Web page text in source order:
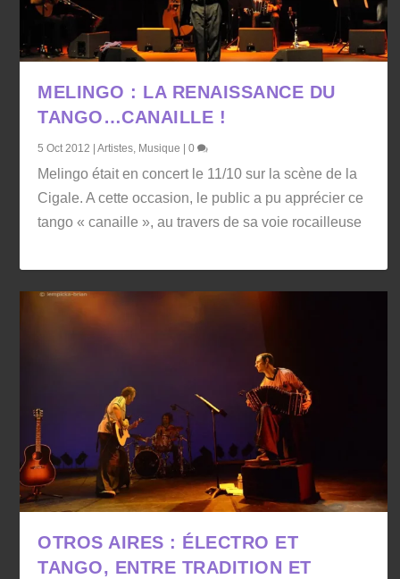
MELINGO : LA RENAISSANCE DU
TANGO…CANAILLE !
5 Oct 2012 |Artistes, Musique |0
Melingo était en concert le 11/10 sur la scène de la
Cigale. A cette occasion, le public a pu apprécier ce
tango « canaille », au travers de sa voie rocailleuse
OTROS AIRES : ÉLECTRO ET
TANGO, ENTRE TRADITION ET